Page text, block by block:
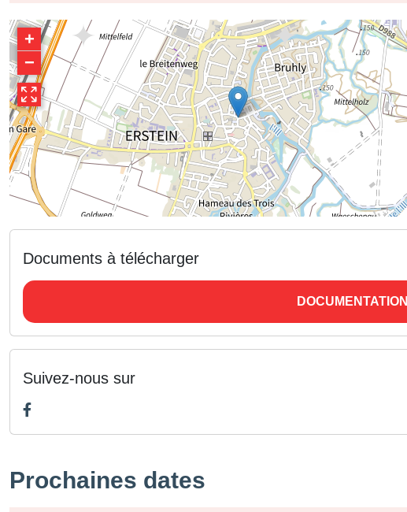
+
−
Documents à télécharger
DOCUMENTATION
Suivez-nous sur
Prochaines dates